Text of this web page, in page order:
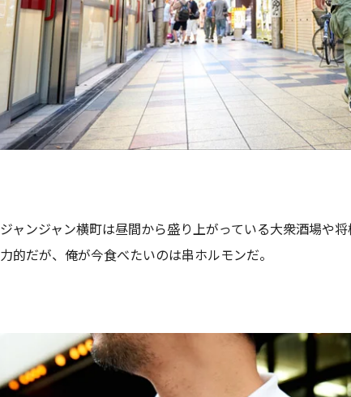
ジャンジャン横町は昼間から盛り上がっている大衆酒場や
力的だが、俺が今食べたいのは串ホルモンだ。